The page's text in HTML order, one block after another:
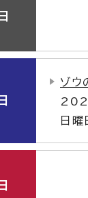
日
日
ゾウ
日曜
日